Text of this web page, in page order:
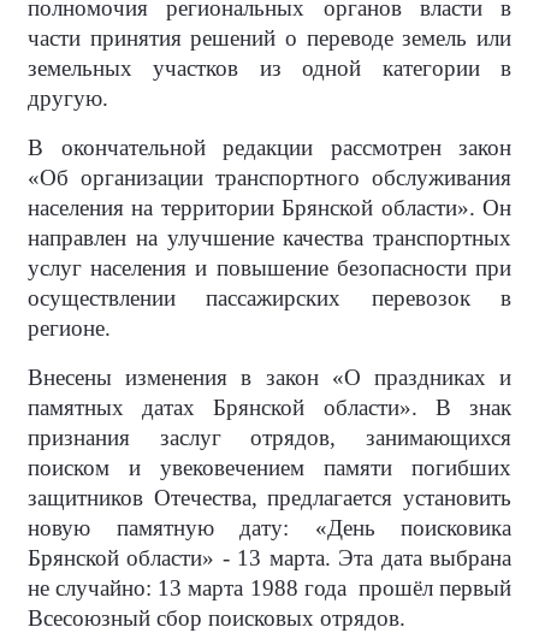
полномочия региональных органов власти в
части принятия решений о переводе земель или
земельных участков из одной категории в
другую.
В окончательной редакции рассмотрен закон
«Об организации транспортного обслуживания
населения на территории Брянской области». Он
направлен на улучшение качества транспортных
услуг населения и повышение безопасности при
осуществлении пассажирских перевозок в
регионе.
Внесены изменения в закон «О праздниках и
памятных датах Брянской области». В знак
признания заслуг отрядов, занимающихся
поиском и увековечением памяти погибших
защитников Отечества, предлагается установить
новую памятную дату: «День поисковика
Брянской области» - 13 марта. Эта дата выбрана
не случайно: 13 марта 1988 года прошёл первый
Всесоюзный сбор поисковых отрядов.